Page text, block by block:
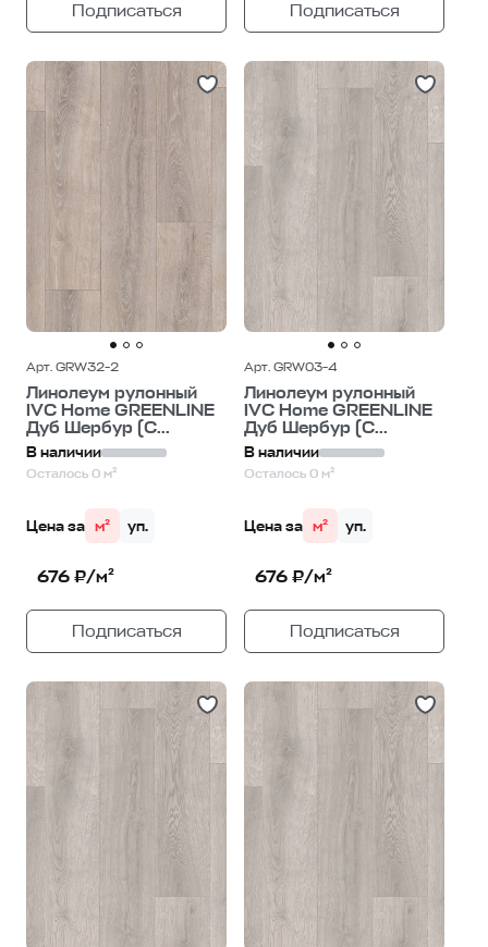
Подписаться Подписаться
Арт. GRW32-2
Линолеум рулонный
IVC Home GREENLINE
Дуб Шербур (C...
В наличии
Осталось 0 м²
Цена за м² уп.
676 ₽/м²
Подписаться
Арт. GRW03-4
Линолеум рулонный
IVC Home GREENLINE
Дуб Шербур (C...
В наличии
Осталось 0 м²
Цена за м² уп.
676 ₽/м²
Подписаться